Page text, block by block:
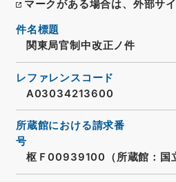
マークがある場合は、外部サ
件名標題
関東局官制中改正ノ件
レファレンスコード
A03034213600
所蔵館における請求番
号
枢Ｆ00939100（所蔵館：国